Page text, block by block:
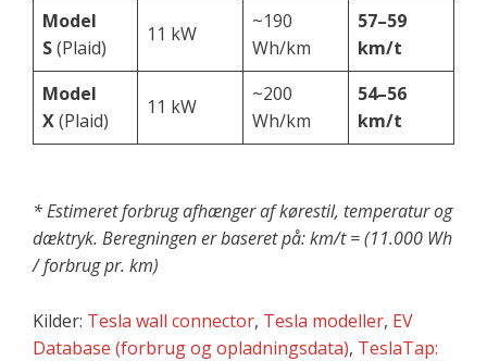
Model
S(Plaid)
11 kW
~190
Wh/km
57–59
km/t
Model
X(Plaid)
11 kW
~200
Wh/km
54–56
km/t
* Estimeret forbrug afhænger af kørestil, temperatur og
dæktryk. Beregningen er baseret på: km/t = (11.000 Wh
/ forbrug pr. km)
Kilder: Tesla wall connector, Tesla modeller, EV
Database (forbrug og opladningsdata), TeslaTap: